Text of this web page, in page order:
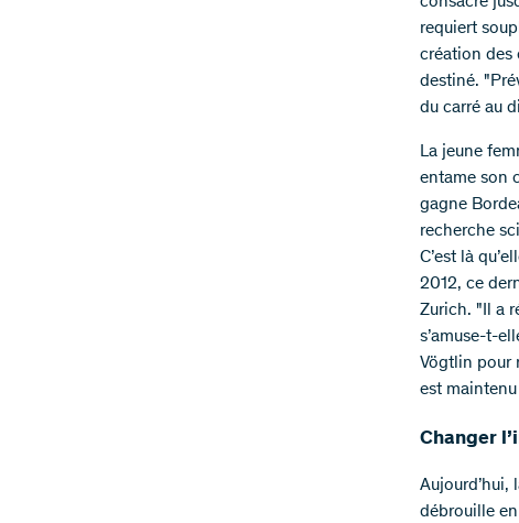
requiert
création des
destiné.
du carré au
La jeune
entame son
gagne
recherche
C’est là
2012, ce
Zurich. "Il a
s’amuse-t-
Vögtlin pour
est
Changer
Aujourd’hui,
débrouille